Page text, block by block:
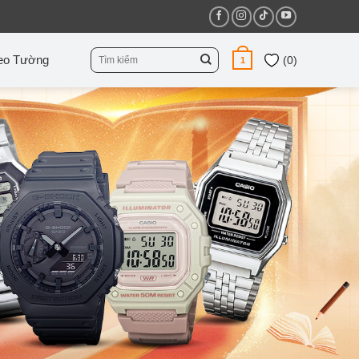
Tường
Tìm
kiếm:
1 (0)